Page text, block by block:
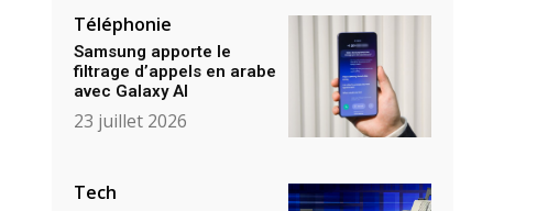
Téléphonie
Samsung apporte le
filtrage d’appels en arabe
avec Galaxy AI
23 juillet 2026
Tech